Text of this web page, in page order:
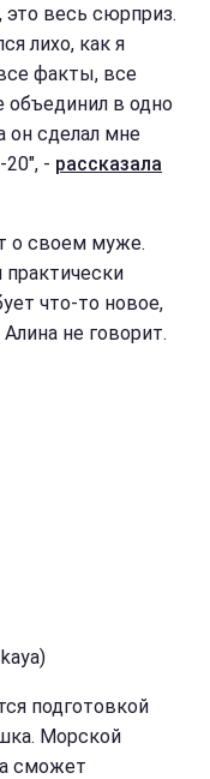
это весь сюрприз.
лихо, как я
факты, все
объединил в одно
он сделал мне
20", - рассказала
о своем муже.
практически
что-то новое,
не говорит.
подготовкой
Морской
сможет